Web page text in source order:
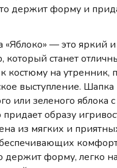
держит форму и
«Яблоко» — это яркий
который станет
костюму на утренник,
выступление.
или зеленого яблока
придает образу
из мягких и
форму, легко